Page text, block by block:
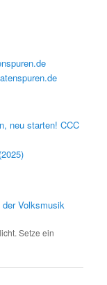
neu starten! CCC
Volksmusik
Setze ein